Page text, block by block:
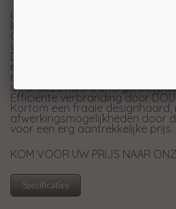
U heeft de keuze uit een ruime
links of rechts draaiende deur.
Geleverd met standaard
waardoor geen scherpe
De haarden zijn speciaal
energy woningbouw geplaatst
door toepassing van
door deze haard energie
Efficiënte verbranding door
Kortom een fraaie designhaard,
afwerkingsmogelijkheden door
voor een erg aantrekkelijke prijs.
KOM VOOR UW PRIJS NAAR
Specificaties